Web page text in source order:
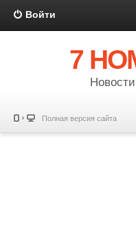
Войти
7
Полная версия сайта